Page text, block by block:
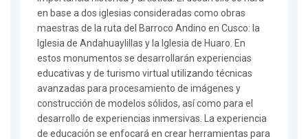
en base a dos iglesias consideradas como obras
maestras de la ruta del Barroco Andino en Cusco: la
Iglesia de Andahuaylillas y la Iglesia de Huaro. En
estos monumentos se desarrollarán experiencias
educativas y de turismo virtual utilizando técnicas
avanzadas para procesamiento de imágenes y
construcción de modelos sólidos, así como para el
desarrollo de experiencias inmersivas. La experiencia
de educación se enfocará en crear herramientas para